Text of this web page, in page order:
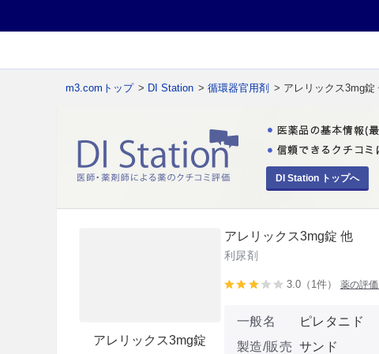
m3.comトップ > DI Station > 循環器官用剤 > アレリックス3mg錠
DI Station トップへ
アレリックス3mg錠
アレリックス3mg錠 他
利尿剤
3.0（1件） 薬の評
一般名
ピレタニド
製造/販売 サンド